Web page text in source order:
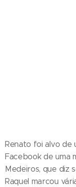
Renato foi alvo de
Facebook de uma
Medeiros, que diz
Raquel marcou